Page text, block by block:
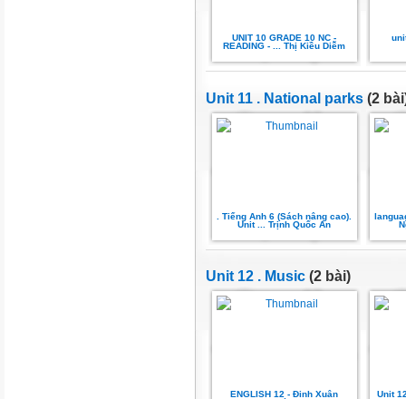
UNIT 10 GRADE 10 NC -
READING - ... Thị Kiều Diễm
Unit 11 . National parks (2
. Tiếng Anh 6 (Sách nâng cao).
Unit ... Trịnh Quốc An
Unit 12 . Music (2 bài)
ENGLISH 12 - Đinh Xuân
Unit